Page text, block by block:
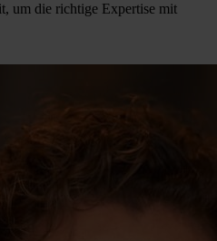
um die richtige Expertise mit